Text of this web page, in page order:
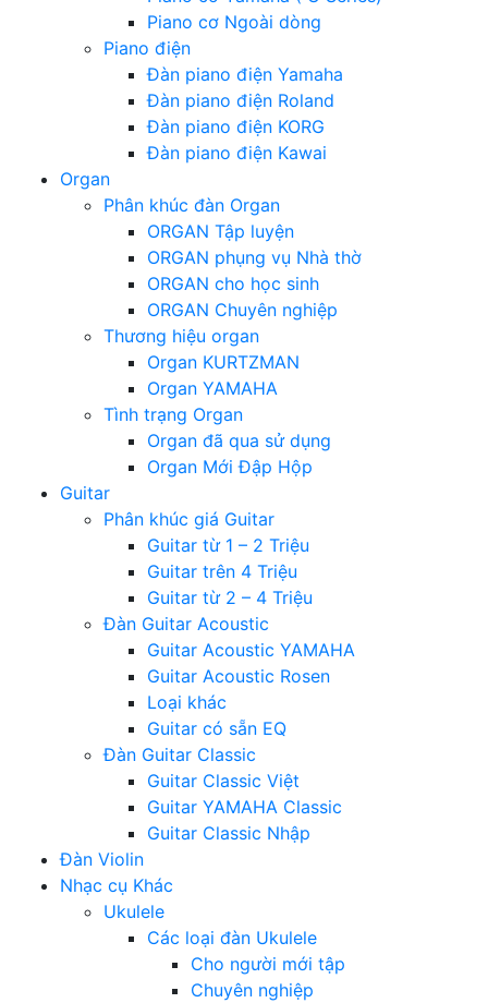
Piano cơ Ngoài dòng
Piano điện
Đàn piano điện Yamaha
Đàn piano điện Roland
Đàn piano điện KORG
Đàn piano điện Kawai
Organ
Phân khúc đàn Organ
ORGAN Tập luyện
ORGAN phụng vụ Nhà thờ
ORGAN cho học sinh
ORGAN Chuyên nghiệp
Thương hiệu organ
Organ KURTZMAN
Organ YAMAHA
Tình trạng Organ
Organ đã qua sử dụng
Organ Mới Đập Hộp
Guitar
Phân khúc giá Guitar
Guitar từ 1 – 2 Triệu
Guitar trên 4 Triệu
Guitar từ 2 – 4 Triệu
Đàn Guitar Acoustic
Guitar Acoustic YAMAHA
Guitar Acoustic Rosen
Loại khác
Guitar có sẵn EQ
Đàn Guitar Classic
Guitar Classic Việt
Guitar YAMAHA Classic
Guitar Classic Nhập
Đàn Violin
Nhạc cụ Khác
Ukulele
Các loại đàn Ukulele
Cho người mới tập
Chuyên nghiệp